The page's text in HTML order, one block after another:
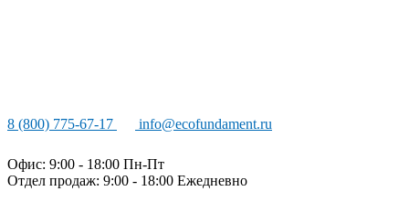
8 (800) 775-67-17 info@ecofundament.ru
Офис: 9:00 - 18:00 Пн-Пт
Отдел продаж: 9:00 - 18:00 Ежедневно